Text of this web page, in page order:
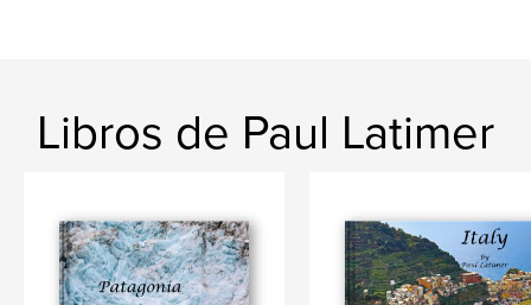
Libros de Paul Latimer